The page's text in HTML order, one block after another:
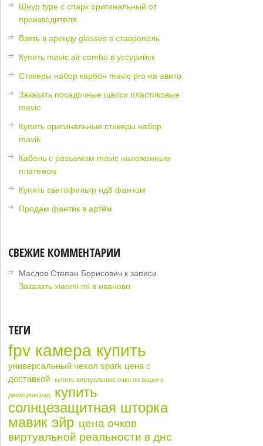
Шнур type c спарк оригинальный от
производителя
Взять в аренду glasses в ставрополь
Купить mavic air combo в уссурийск
Стикеры набор карбон mavic pro на авито
Заказать посадочные шасси пластиковые
mavic
Купить оригинальные стикеры набор
mavik
Кабель с разъемом mavic наложенным
платежом
Купить светофильтр нд8 фантом
Продам фантик в артём
СВЕЖИЕ КОММЕНТАРИИ
Маслов Степан Борисович к записи
Заказать xiaomi mi в иваново
ТЕГИ
fpv камера купить
универсальный чехол spark цена с
доставкой
купить виртуальные очки по акции в
димитровград
купить
солнцезащитная шторка
мавик эйр цена очков
виртуальной реальности в днс